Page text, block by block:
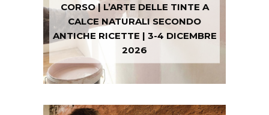
CORSO | L’ARTE DELLE TINTE A
CALCE NATURALI SECONDO
ANTICHE RICETTE | 3-4 DICEMBRE
2026